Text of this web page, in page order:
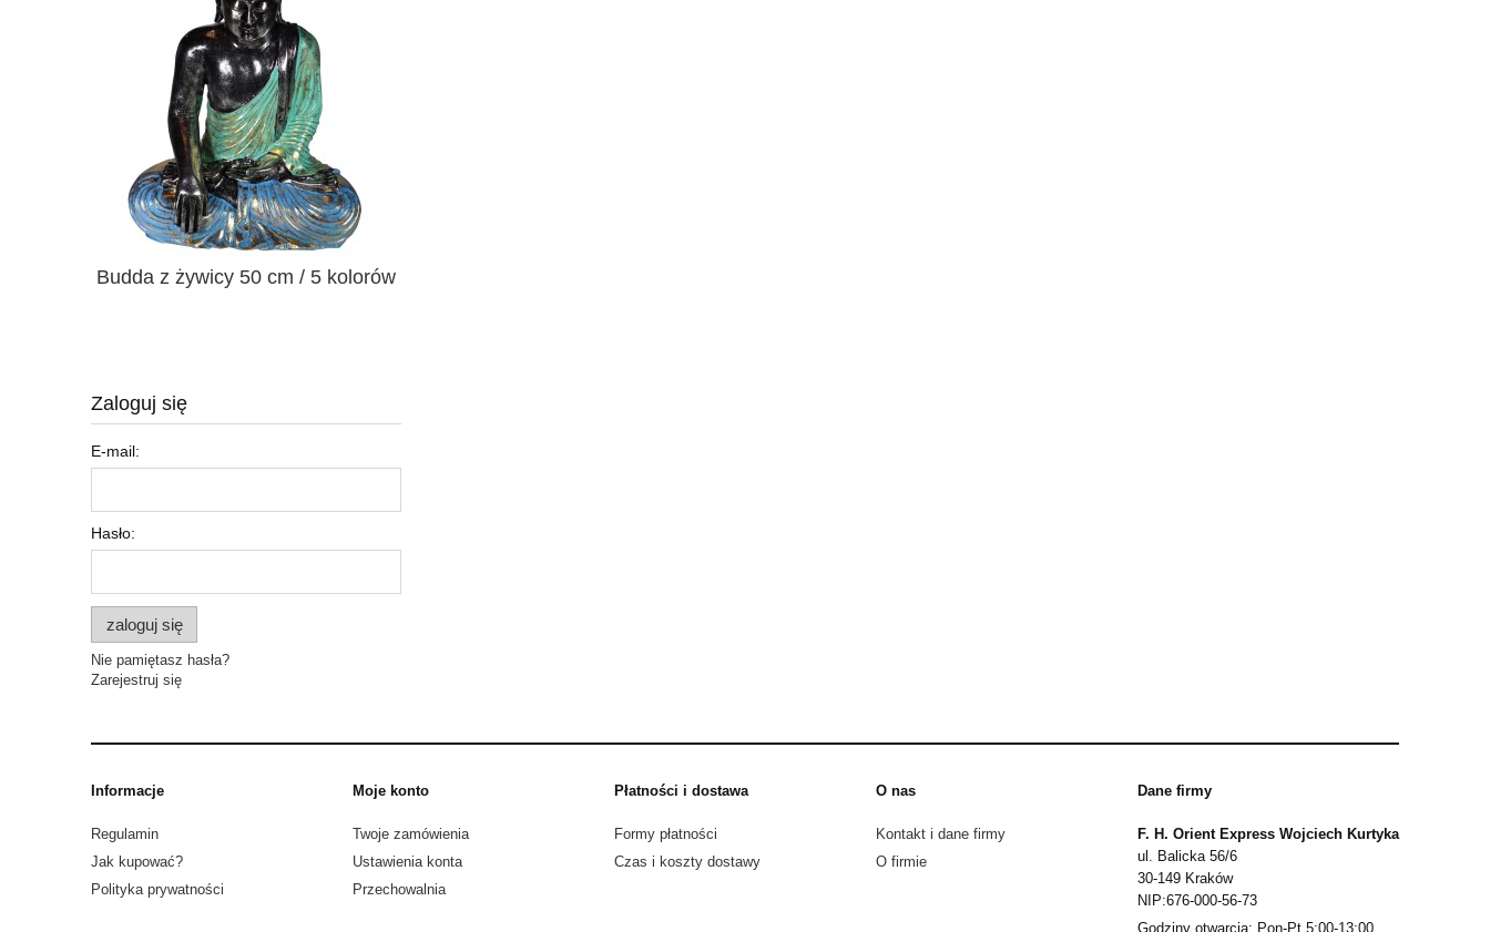
Budda z żywicy 50 cm / 5 kolorów
Zaloguj się
E-mail:
Hasło:
zaloguj się
Nie pamiętasz hasła?
Zarejestruj się
Informacje
Regulamin
Jak kupować?
Polityka prywatności
Moje konto
Twoje zamówienia
Ustawienia konta
Przechowalnia
Płatności i dostawa
Formy płatności
Czas i koszty dostawy
O nas
Kontakt i dane firmy
O firmie
Dane firmy
F. H. Orient Express Wojciech Kurtyka
ul. Balicka 56/6
30-149 Kraków
NIP:676-000-56-73
Godziny otwarcia: Pon-Pt 5:00-13:00